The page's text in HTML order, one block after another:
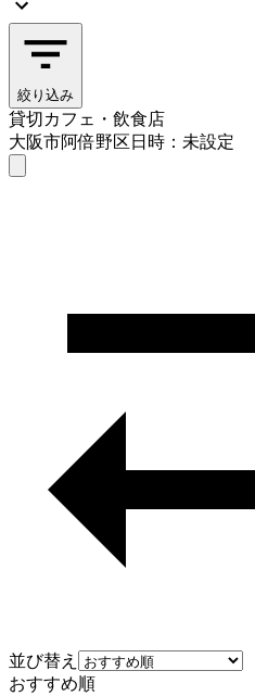
絞り込み
貸切カフェ・飲食店
大阪市阿倍野区日時：未設定
並び替え
おすすめ順